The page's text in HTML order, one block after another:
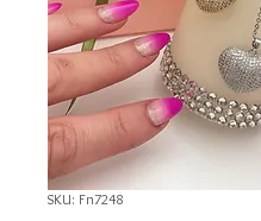
SKU: Fn7248